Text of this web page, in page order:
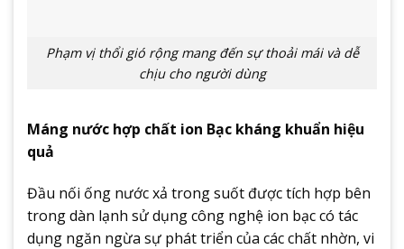
Phạm vị thổi gió rộng mang đến sự thoải mái và dễ
chịu cho người dùng
Máng nước hợp chất ion Bạc kháng khuẩn hiệu
quả
Đầu nối ống nước xả trong suốt được tích hợp bên
trong dàn lạnh sử dụng công nghệ ion bạc có tác
dụng ngăn ngừa sự phát triển của các chất nhờn, vi